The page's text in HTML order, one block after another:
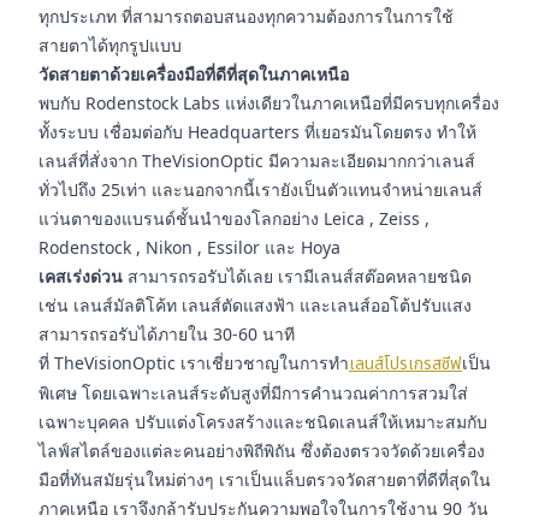
ทุกประเภท ที่สามารถตอบสนองทุกความต้องการในการใช้
สายตาได้ทุกรูปแบบ
วัดสายตาด้วยเครื่องมือที่ดีที่สุดในภาคเหนือ
พบกับ Rodenstock Labs แห่งเดียวในภาคเหนือที่มีครบทุกเครื่อง
ทั้งระบบ เชื่อมต่อกับ Headquarters ที่เยอรมันโดยตรง ทำให้
เลนส์ที่สั่งจาก TheVisionOptic มีความละเอียดมากกว่าเลนส์
ทั่วไปถึง 25เท่า และนอกจากนี้เรายังเป็นตัวแทนจำหน่ายเลนส์
แว่นตาของแบรนด์ชั้นนำของโลกอย่าง Leica , Zeiss ,
Rodenstock , Nikon , Essilor และ Hoya
เคสเร่งด่วน สามารถรอรับได้เลย เรามีเลนส์สต๊อคหลายชนิด
เช่น เลนส์มัลติโค้ท เลนส์ตัดแสงฟ้า และเลนส์ออโต้ปรับแสง
สามารถรอรับได้ภายใน 30-60 นาที
ที่ TheVisionOptic เราเชี่ยวชาญในการทำเลนส์โปรเกรสซีฟเป็น
พิเศษ โดยเฉพาะเลนส์ระดับสูงที่มีการคำนวณค่าการสวมใส่
เฉพาะบุคคล ปรับแต่งโครงสร้างและชนิดเลนส์ให้เหมาะสมกับ
ไลฟ์สไตล์ของแต่ละคนอย่างพิถีพิถัน ซึ่งต้องตรวจวัดด้วยเครื่อง
มือที่ทันสมัยรุ่นใหม่ต่างๆ เราเป็นแล็บตรวจวัดสายตาที่ดีที่สุดใน
ภาคเหนือ เราจึงกล้ารับประกันความพอใจในการใช้งาน 90 วัน